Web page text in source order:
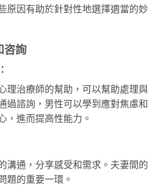
原因有助於針對性地選擇適當的妙
咨詢
理治療師的幫助，可以幫助處理與
過諮詢，男性可以學到應對焦慮和
，進而提高性能力。
溝通，分享感受和需求。夫妻間的
題的重要一環。